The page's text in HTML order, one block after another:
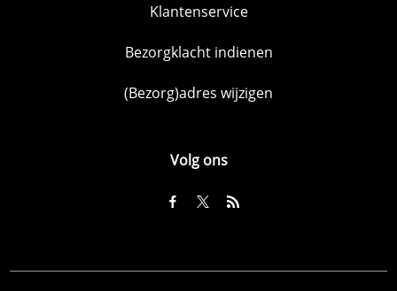
Klantenservice
Bezorgklacht indienen
(Bezorg)adres wijzigen
Volg ons